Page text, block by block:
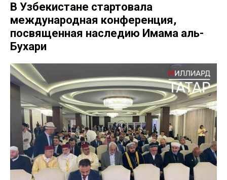
В Узбекистане стартовала
международная конференция,
посвященная наследию Имама аль-
Бухари